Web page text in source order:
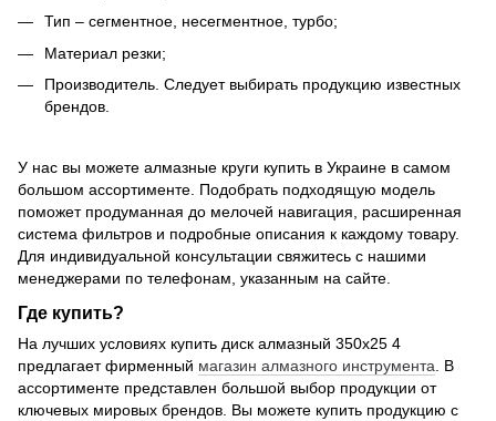
Тип – сегментное, несегментное, турбо;
Материал резки;
Производитель. Следует выбирать продукцию известных
брендов.
У нас вы можете алмазные круги купить в Украине в самом
большом ассортименте. Подобрать подходящую модель
поможет продуманная до мелочей навигация, расширенная
система фильтров и подробные описания к каждому товару.
Для индивидуальной консультации свяжитесь с нашими
менеджерами по телефонам, указанным на сайте.
Где купить?
На лучших условиях купить диск алмазный 350х25 4
предлагает фирменный магазин алмазного инструмента. В
ассортименте представлен большой выбор продукции от
ключевых мировых брендов. Вы можете купить продукцию с